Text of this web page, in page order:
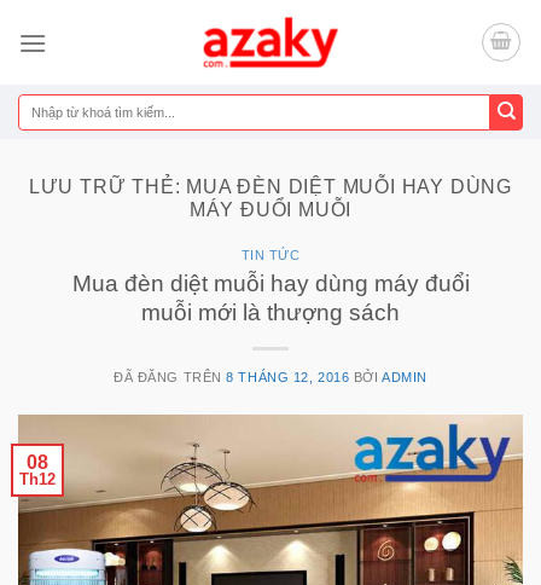
đến
dung
Tìm
kiếm:
LƯU TRỮ THẺ: MUA ĐÈN DIỆT MUỖI HAY DÙNG
MÁY ĐUỔI MUỖI
TIN TỨC
Mua đèn diệt muỗi hay dùng máy đuổi
muỗi mới là thượng sách
ĐÃ ĐĂNG TRÊN8 THÁNG 12, 2016 BỞIADMIN
08
Th12